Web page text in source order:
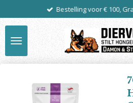
de
hoofdinhoud
Bestelling voor € 100,